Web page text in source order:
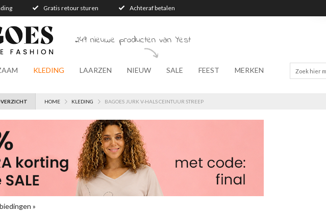
Gratis retour sturen Achteraf betalen
249 nieuwe producten van Yest
KLEDING LAARZEN NIEUW SALE FEEST MERKEN
HOME KLEDING BAGOES JURK V-HALS CEINTUUR STREEP
»